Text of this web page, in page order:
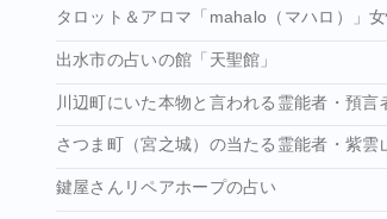
タロット＆アロマ「mahalo（マハロ）」
出水市の占いの館「天聖館」
川辺町にいた本物と言われる霊能者・預言
さつま町（宮之城）の当たる霊能者・紫雲
鍵屋さんリペアホープの占い